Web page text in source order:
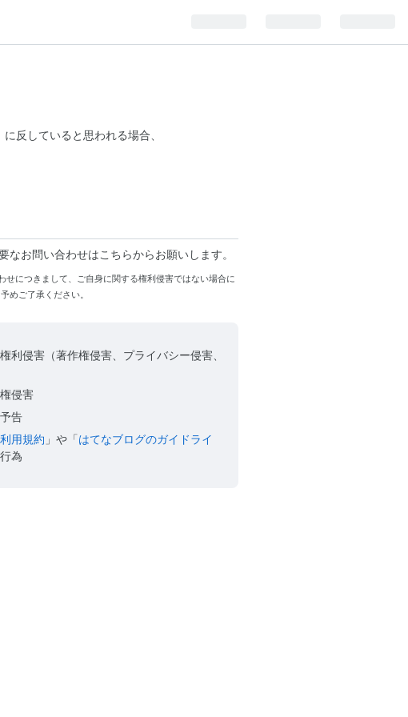
に反していると思われる場合、
なお問い合わせはこちらからお願いします。
せにつきまして、ご自身に関する権利侵害ではない場合に
めご了承ください。
利侵害（著作権侵害、プライバシー侵害、
侵害
告
用規約 」や「はてなブログのガイドライ
為